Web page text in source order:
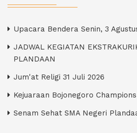
Upacara Bendera Senin, 3
JADWAL KEGIATAN
PLANDAAN
Jum'at Religi 31 Juli 2026
Kejuaraan Bojonegoro
Senam Sehat SMA Negeri